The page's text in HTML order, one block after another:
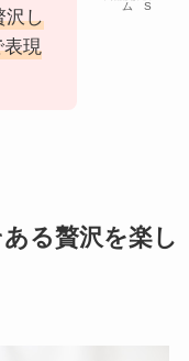
ム S
沢し
表現
る贅沢を楽し